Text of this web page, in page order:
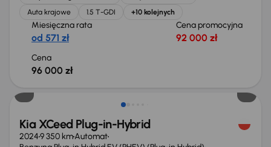
Auta krajowe
1.5 T-GDI +10 kolejnych
Miesięczna rata
od 571 zł
Cena promocyjna
92 000 zł
Cena
96 000 zł
Taniej o 3 000 zł
Kia XCeed Plug-in-Hybrid
20249 350 kmAutomat